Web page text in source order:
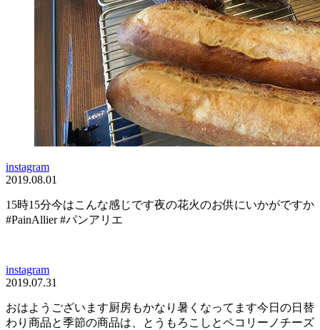
instagram
2019.08.01
15時15分今はこんな感じです夜の花火のお供にいかがですか
#PainAllier #パンアリエ
instagram
2019.07.31
おはようございます厨房もかなり暑くなってます今日の日替
わり商品と季節の商品は、とうもろこしとペコリーノチーズ